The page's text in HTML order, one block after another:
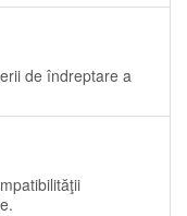
de îndreptare a